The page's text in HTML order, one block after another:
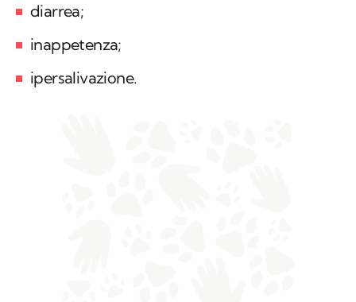
diarrea;
inappetenza;
ipersalivazione.